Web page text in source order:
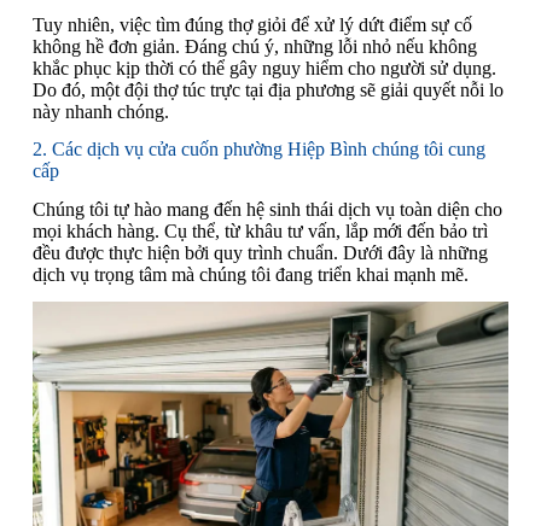
Tuy nhiên, việc tìm đúng thợ giỏi để xử lý dứt điểm sự cố
không hề đơn giản. Đáng chú ý, những lỗi nhỏ nếu không
khắc phục kịp thời có thể gây nguy hiểm cho người sử dụng.
Do đó, một đội thợ túc trực tại địa phương sẽ giải quyết nỗi lo
này nhanh chóng.
2. Các dịch vụ cửa cuốn phường Hiệp Bình chúng tôi cung
cấp
Chúng tôi tự hào mang đến hệ sinh thái dịch vụ toàn diện cho
mọi khách hàng. Cụ thể, từ khâu tư vấn, lắp mới đến bảo trì
đều được thực hiện bởi quy trình chuẩn. Dưới đây là những
dịch vụ trọng tâm mà chúng tôi đang triển khai mạnh mẽ.